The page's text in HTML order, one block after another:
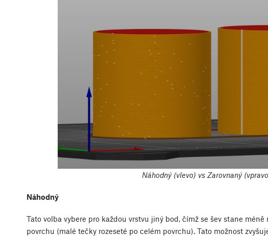
Náhodný (vlevo) vs Zarovnaný
Náhodný
Tato volba vybere pro každou vrstvu jiný bod, čímž se šev stane
povrchu (malé tečky rozeseté po celém povrchu). Tato možnost